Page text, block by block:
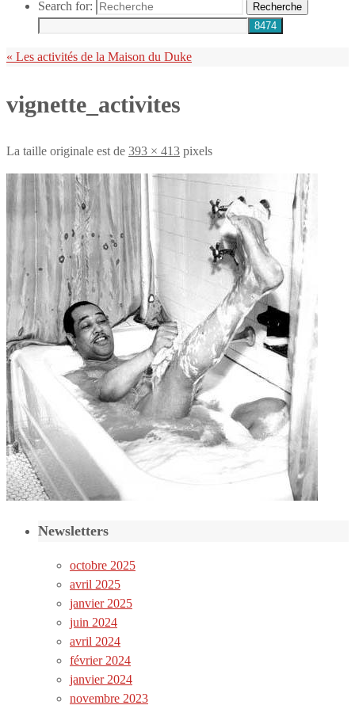
Search for: Recherche
« Les activités de la Maison du Duke
vignette_activites
La taille originale est de 393 × 413 pixels
Newsletters
octobre 2025
avril 2025
janvier 2025
juin 2024
avril 2024
février 2024
janvier 2024
novembre 2023